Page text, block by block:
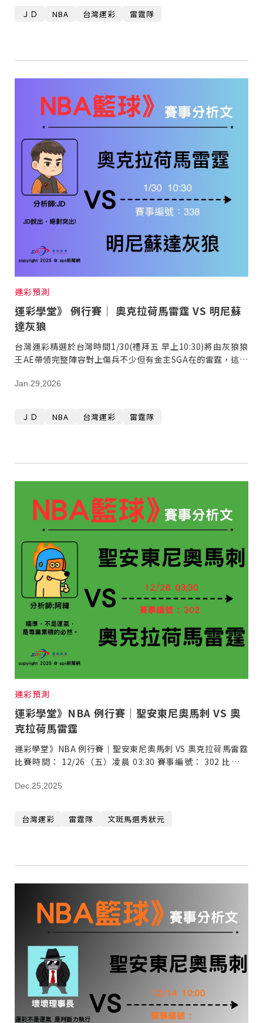
ＪＤ NBA 台灣運彩 雷霆隊
運彩預測
運彩學堂》 例行賽｜ 奧克拉荷馬雷霆 VS 明尼蘇
達灰狼
台灣運彩精選於台灣時間1/30(禮拜五 早上10:30)將由灰狼狼
王AE帶領完整陣容對上傷兵不少但有金主SGA在的雷霆，這場
Jan.29,2026
ＪＤ NBA 台灣運彩 雷霆隊
運彩預測
運彩學堂》NBA 例行賽｜聖安東尼奧馬刺 VS 奧
克拉荷馬雷霆
運彩學堂》NBA 例行賽｜聖安東尼奧馬刺 VS 奧克拉荷馬雷霆
比賽時間： 12/26（五）凌晨 03:30 賽事編號： 302 比賽地
Dec.25,2025
台灣運彩 雷霆隊 文斑馬選秀狀元
僅必需的 同意